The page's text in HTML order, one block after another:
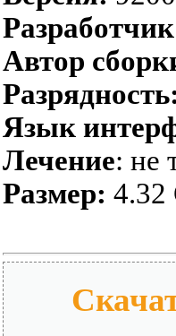
Разработчик
Автор
Язык
Лечение: не
Размер: 4.32